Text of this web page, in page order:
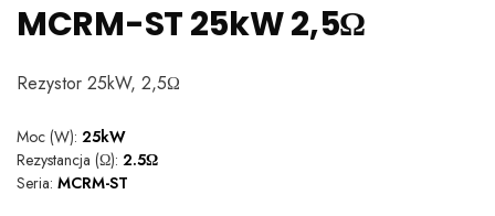
MCRM-ST 25kW 2,5Ω
Rezystor 25kW, 2,5Ω
Moc (W): 25kW
Rezystancja (Ω): 2.5Ω
Seria: MCRM-ST